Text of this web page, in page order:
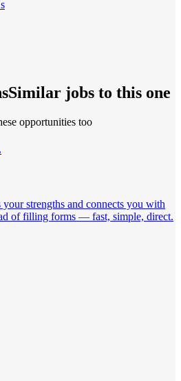
Similar jobs to this one
opportunities too
strengths and connects you with
of filling forms — fast, simple, direct.